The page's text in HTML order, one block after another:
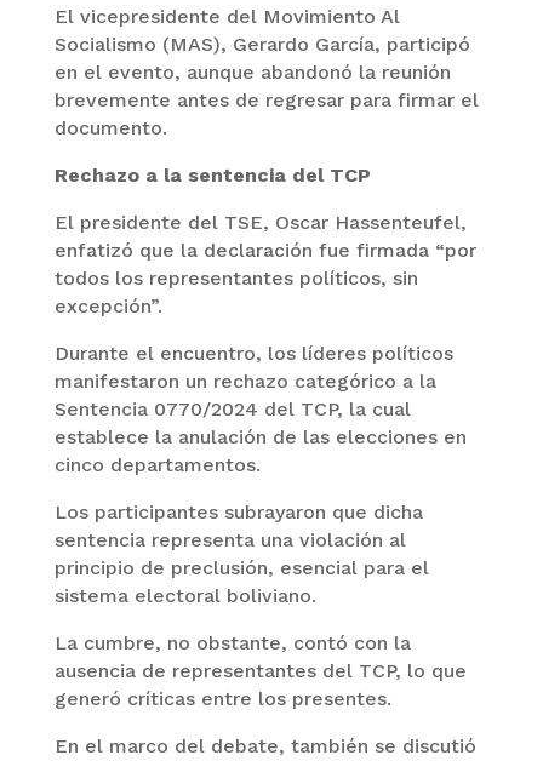
El vicepresidente del Movimiento Al
Socialismo (MAS), Gerardo García, participó
en el evento, aunque abandonó la reunión
brevemente antes de regresar para firmar el
documento.
Rechazo a la sentencia del TCP
El presidente del TSE, Oscar Hassenteufel,
enfatizó que la declaración fue firmada “por
todos los representantes políticos, sin
excepción”.
Durante el encuentro, los líderes políticos
manifestaron un rechazo categórico a la
Sentencia 0770/2024 del TCP, la cual
establece la anulación de las elecciones en
cinco departamentos.
Los participantes subrayaron que dicha
sentencia representa una violación al
principio de preclusión, esencial para el
sistema electoral boliviano.
La cumbre, no obstante, contó con la
ausencia de representantes del TCP, lo que
generó críticas entre los presentes.
En el marco del debate, también se discutió